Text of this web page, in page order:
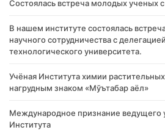
Состоялась встреча молодых ученых
В нашем институте состоялась
научного сотрудничества с
технологического университета.
Учёная Института химии
нагрудным знаком «Мўътабар аёл»
Международное признание ведущего
Института